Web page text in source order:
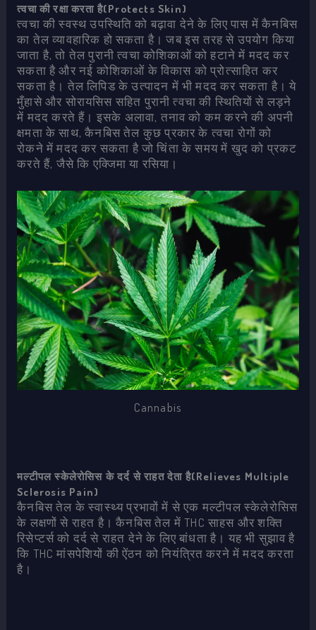
त्वचा की रक्षा करता है(Protects Skin)
त्वचा की स्वस्थ उपस्थिति को बढ़ावा देने के लिए पास में कैनबिस
का तेल व्यावहारिक हो सकता है। जब इस तरह से उपयोग किया
जाता है, तो तेल पुरानी त्वचा कोशिकाओं को हटाने में मदद कर
सकता है और नई कोशिकाओं के विकास को प्रोत्साहित कर
सकता है। तेल लिपिड के उत्पादन में भी मदद कर सकता है। ये
मुँहासे और सोरायसिस सहित पुरानी त्वचा की स्थितियों से लड़ने
में मदद करते हैं। इसके अलावा, तनाव को कम करने की अपनी
क्षमता के साथ, कैनबिस तेल कुछ प्रकार के त्वचा रोगों को
रोकने में मदद कर सकता है जो चिंता के समय में खुद को प्रकट
करते हैं, जैसे कि एक्जिमा या रसिया।
Cannabis
मल्टीपल स्केलेरोसिस के दर्द से राहत देता है(Relieves Multiple
Sclerosis Pain)
कैनबिस तेल के स्वास्थ्य प्रभावों में से एक मल्टीपल स्केलेरोसिस
के लक्षणों से राहत है। कैनबिस तेल में THC साहस और शक्ति
रिसेप्टर्स को दर्द से राहत देने के लिए बांधता है। यह भी सुझाव है
कि THC मांसपेशियों की ऐंठन को नियंत्रित करने में मदद करता
है।